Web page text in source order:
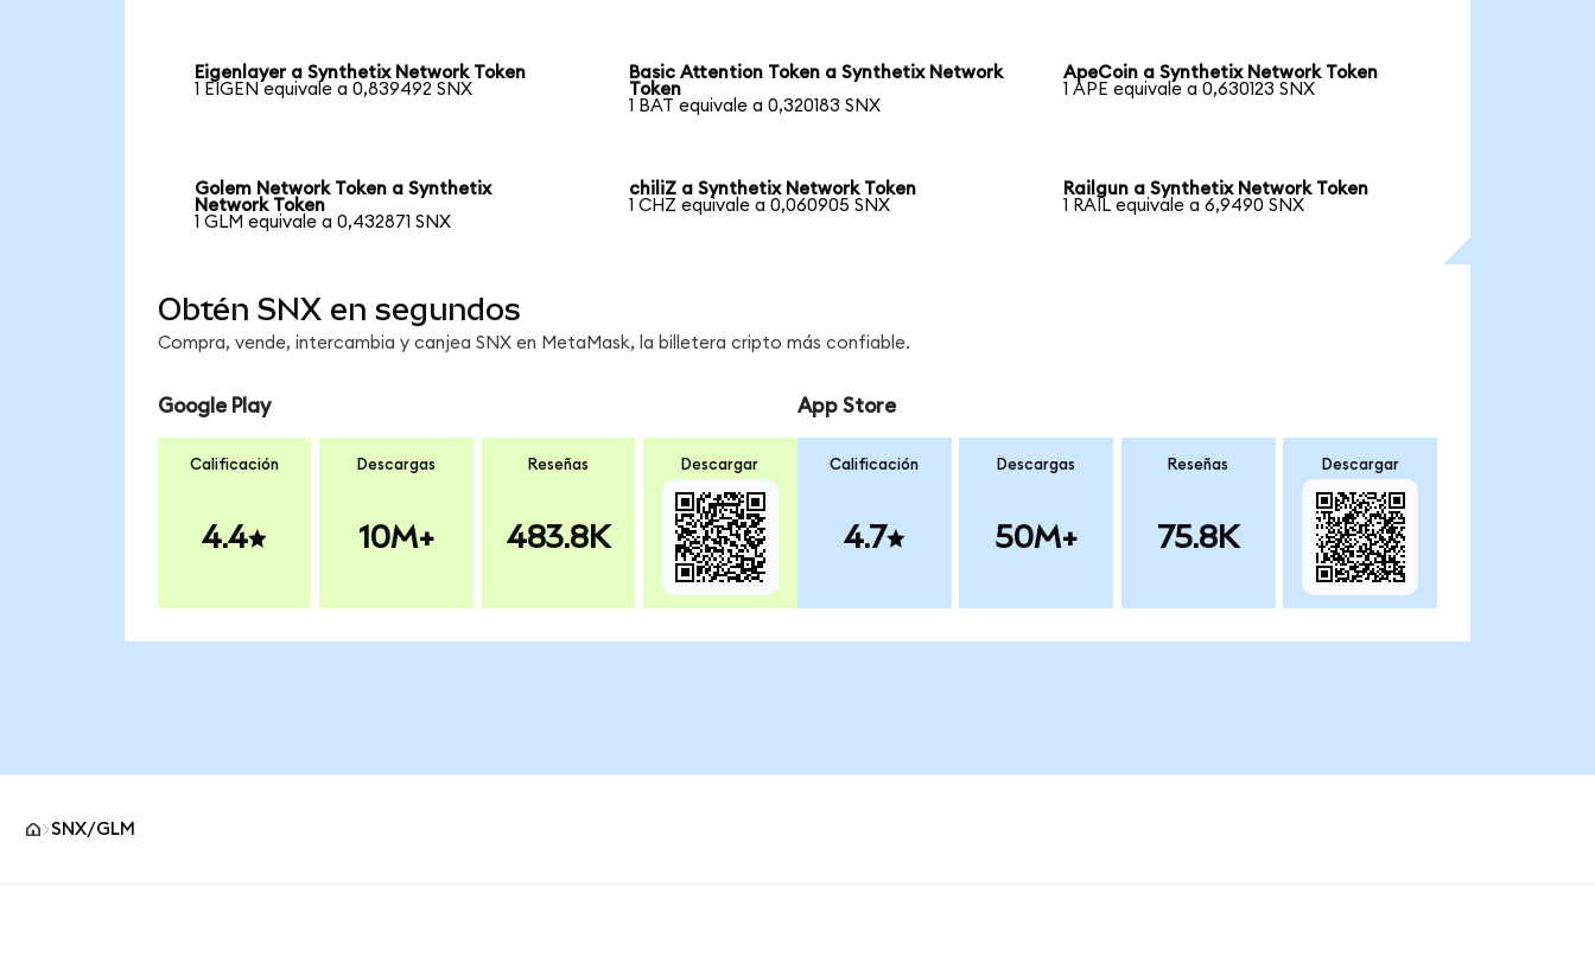
Eigenlayer a Synthetix Network Token
1 EIGEN equivale a 0,839492 SNX
Basic Attention Token a Synthetix Network
Token
1 BAT equivale a 0,320183 SNX
ApeCoin a Synthetix Network Token
1 APE equivale a 0,630123 SNX
Golem Network Token a Synthetix
Network Token
1 GLM equivale a 0,432871 SNX
chiliZ a Synthetix Network Token
1 CHZ equivale a 0,060905 SNX
Railgun a Synthetix Network Token
1 RAIL equivale a 6,9490 SNX
Obtén SNX en segundos
Compra, vende, intercambia y canjea SNX en MetaMask, la billetera cripto más confiable.
Google Play
Calificación
4.4
Descargas
10M+
Reseñas
483.8K
Descargar
App Store
Calificación
4.7
Descargas
50M+
Reseñas
75.8K
Descargar
SNX/GLM